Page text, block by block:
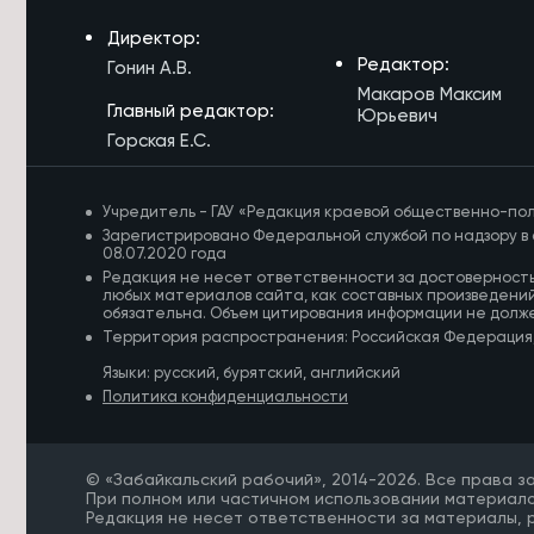
работе системы «Кайдзен» в
Забайкалье
7/08/2026 в 10:36
Проект «Киокусинкай в школу»
запустят ещё в трёх школах
Забайкалья в сентябре
Директор:
Гонин А.В.
Главный редактор:
Горская Е.С.
Редактор:
Макаров Максим
Юрьевич
Учредитель - ГАУ «Редакция краевой общественно-
Зарегистрировано Федеральной службой по надзору
08.07.2020 года
Редакция не несет ответственности за
любых материалов сайта, как составных
обязательна. Объем цитирования информации не
Территория распространения: Российская
Языки: русский, бурятский, английский
Политика конфиденциальности
© «Забайкальский рабочий», 2014-2026. Все права
При полном или частичном использовании
Редакция не несет ответственности за материалы,